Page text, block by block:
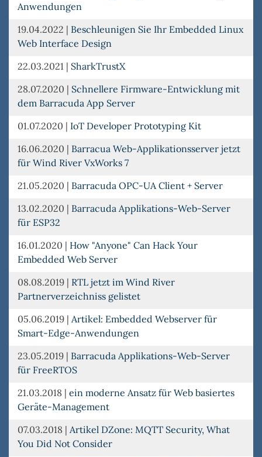
Anwendungen
19.04.2022 | Beschleunigen Sie Ihr Embedded Linux
Web Interface Design
22.03.2021 | SharkTrustX
28.07.2020 | Schnellere Firmware-Entwicklung mit
dem Barracuda App Server
01.07.2020 | IoT Developer Prototyping Kit
16.06.2020 | Barracua Web-Applikationsserver jetzt
für Wind River VxWorks 7
21.05.2020 | Barracuda OPC-UA Client + Server
13.02.2020 | Barracuda Applikations-Web-Server
für ESP32
16.01.2020 | How "Anyone" Can Hack Your
Embedded Web Server
08.08.2019 | RTL jetzt im Wind River
Partnerverzeichniss gelistet
05.06.2019 | Artikel: Embedded Webserver für
Smart-Edge-Anwendungen
23.05.2019 | Barracuda Applikations-Web-Server
für FreeRTOS
21.03.2018 | ein moderne Ansatz für Web basiertes
Geräte-Management
07.03.2018 | Artikel DZone: MQTT Security, What
You Did Not Consider